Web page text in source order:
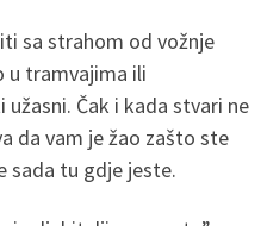
sa strahom od vožnje
u tramvajima ili
Čak i kada stvari ne
da vam je žao zašto ste
sada tu gdje jeste.